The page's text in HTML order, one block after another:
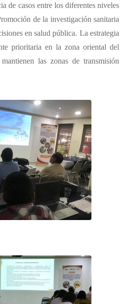
de casos entre los diferentes niveles
de la investigación sanitaria
en salud pública. La estrategia
prioritaria en la zona oriental del
las zonas de transmisión